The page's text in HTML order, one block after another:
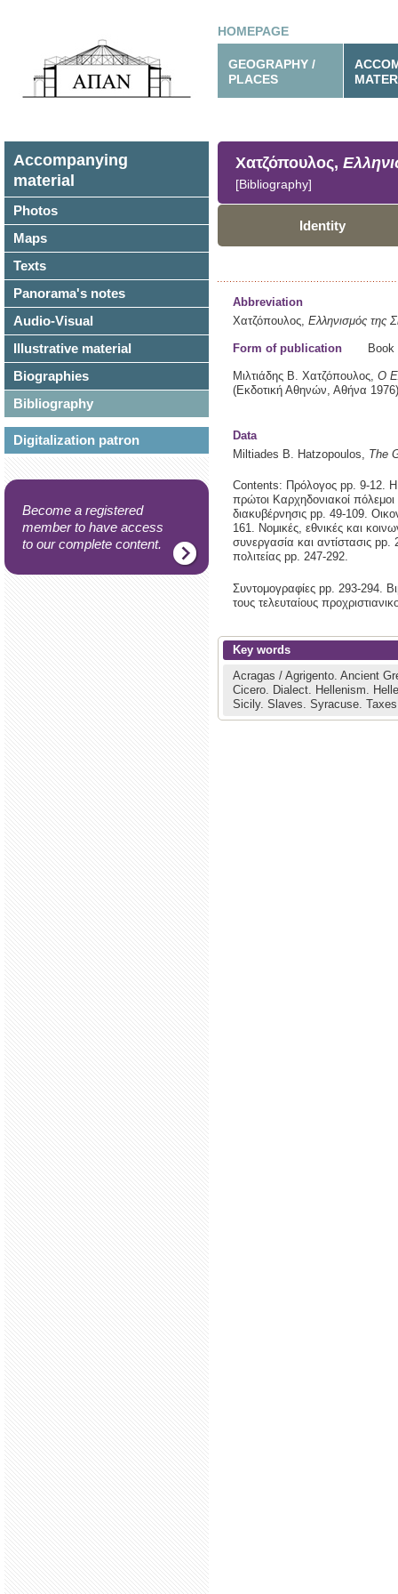
HOMEPAGE
GEOGRAPHY /
PLACES
Accompanying
material
Photos
Maps
Texts
Panorama's notes
Audio-Visual
Illustrative material
Biographies
Bibliography
Digitalization patron
Become a registered
member to have access
to our complete content.
Χατζόπουλος,
[Bibliography]
Identity
Abbreviation
Χατζόπουλος, Ελληνισμός της
Form of publication Book
Μιλτιάδης Β. Χατζόπουλος, Ο
(Εκδοτική Αθηνών, Αθήνα 1976)
Data
Miltiades B. Hatzopoulos, The
Contents: Πρόλογος pp. 9-12. Η
πρώτοι Καρχηδονιακοί
διακυβέρνησις pp. 49-109.
161. Νομικές, εθνικές και
συνεργασία και αντίστασις
πολιτείας pp. 247-292.
Συντομογραφίες pp. 293-294.
τους τελευταίους
Key words
Acragas / Agrigento. Ancient
Cicero. Dialect. Hellenism.
Sicily. Slaves. Syracuse.